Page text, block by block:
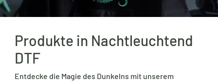
Produkte in Nachtleuchtend
DTF
Entdecke die Magie des Dunkelns mit unserem